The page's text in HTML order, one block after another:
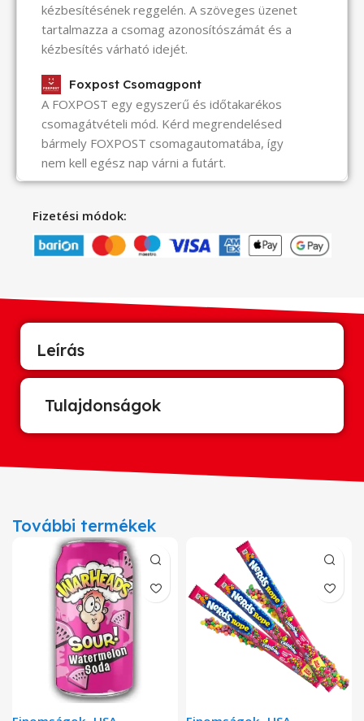
kézbesítésének reggelén. A szöveges üzenet
tartalmazza a csomag azonosítószámát és a
kézbesítés várható idejét.
Foxpost Csomagpont
A FOXPOST egy egyszerű és időtakarékos
csomagátvételi mód. Kérd megrendelésed
bármely FOXPOST csomagautomatába, így
nem kell egész nap várni a futárt.
Fizetési módok:
Leírás
Tulajdonságok
További termékek